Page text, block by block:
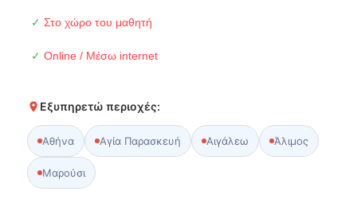
✓ Στο χώρο του μαθητή
✓ Online / Μέσω internet
Εξυπηρετώ περιοχές:
Αθήνα Αγία Παρασκευή Αιγάλεω Άλιμος
Μαρούσι